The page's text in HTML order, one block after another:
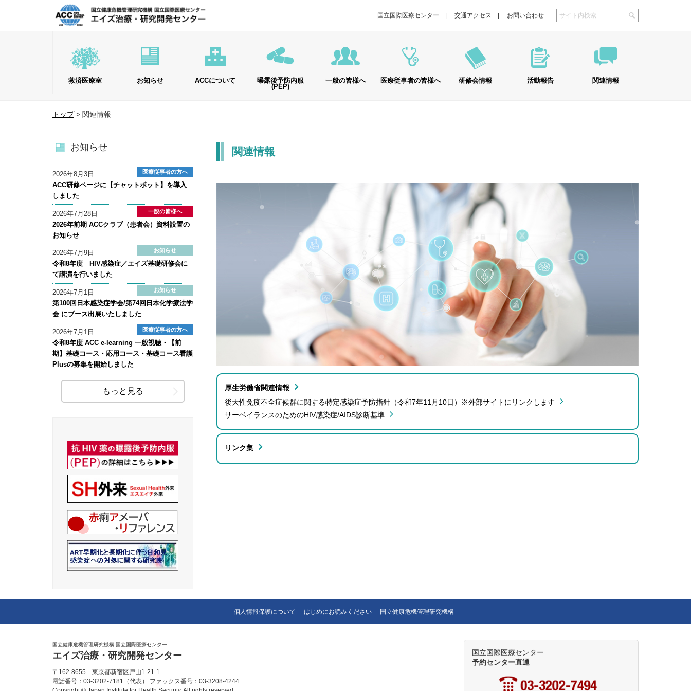
国立国際医療センター 交通アクセス お問い合わせ
救済医療室 お知らせ ACCについて
スタッフ紹介
職種紹介
曝露後予防内服
(PEP)
一般の皆様へ
臨床研究に関するお知らせ
医療従事者の皆様へ 研修会情報 活動報告 関連情報
トップ> 関連情報
関連情報
厚生労働省関連情報
後天性免疫不全症候群に関する特定感染症予防指針（令和7年11月10日）※外部サイトにリンクします
サーベイランスのためのHIV感染症/AIDS診断基準
リンク集
お知らせ
2026年8月3日 医療従事者の方へ
ACC研修ページに【チャットボット】を導入
しました
2026年7月28日 一般の皆様へ
2026年前期 ACCクラブ（患者会）資料設置の
お知らせ
2026年7月9日 お知らせ
令和8年度 HIV感染症／エイズ基礎研修会に
て講演を行いました
2026年7月1日 お知らせ
第100回日本感染症学会/第74回日本化学療法学
会 にブース出展いたしました
2026年7月1日 医療従事者の方へ
令和8年度 ACC e-learning 一般視聴・【前
期】基礎コース・応用コース・基礎コース看護
Plusの募集を開始しました
もっと見る
個人情報保護について はじめにお読みください 国立健康危機管理研究機構
国立国際医療センター
予約センター直通
国立健康危機管理研究機構 国立国際医療センター
エイズ治療・研究開発センター
〒162-8655 東京都新宿区戸山1-21-1
電話番号：03-3202-7181（代表） ファックス番号：03-3208-4244